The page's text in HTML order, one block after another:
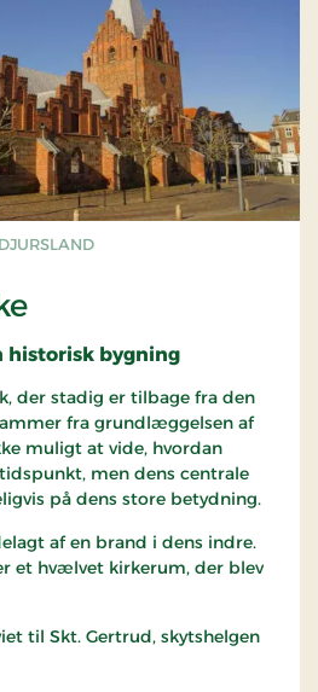
historisk bygning
der stadig er tilbage fra den
fra grundlæggelsen af
muligt at vide, hvordan
men dens centrale
på dens store betydning.
af en brand i dens indre.
et hvælvet kirkerum, der blev
til Skt. Gertrud, skytshelgen